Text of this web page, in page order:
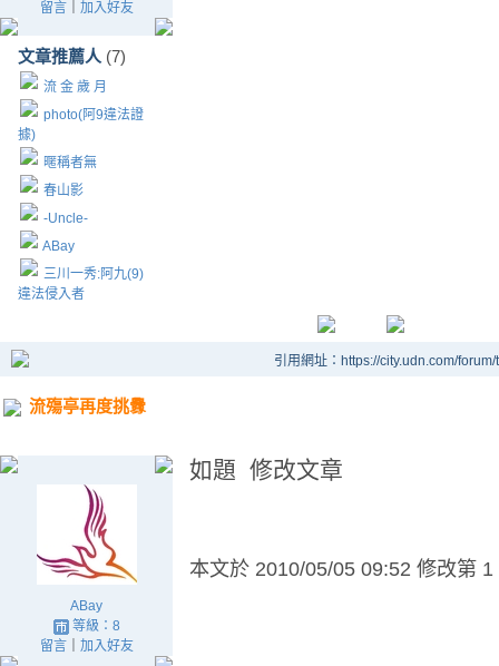
留言｜ 加入好友
文章推薦人 (7)
流 金 歲 月
photo(阿9違法證
據)
暱稱者無
春山影
-Uncle-
ABay
三川一秀:阿九(9)
違法侵入者
引用網址：https://city.udn.com/
流殤亭再度挑釁
ABay
等級：8
留言｜ 加入好友
如題 修改文章
本文於 2010/05/05 09:52 修改第 1